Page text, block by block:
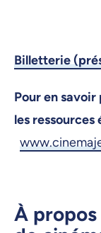
Billetterie
Pour en
les ressources
À